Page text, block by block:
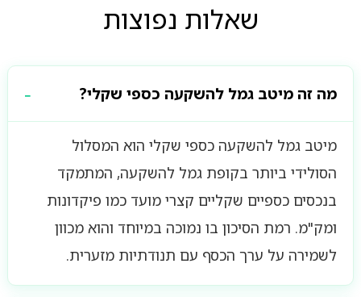
שאלות נפוצות
מה זה מיטב גמל להשקעה כספי שקלי?
מיטב גמל להשקעה כספי שקלי הוא המסלול
הסולידי ביותר בקופת גמל להשקעה, המתמקד
בנכסים כספיים שקליים קצרי מועד כמו פיקדונות
ומק"מ. רמת הסיכון בו נמוכה במיוחד והוא מכוון
לשמירה על ערך הכסף עם תנודתיות מזערית.